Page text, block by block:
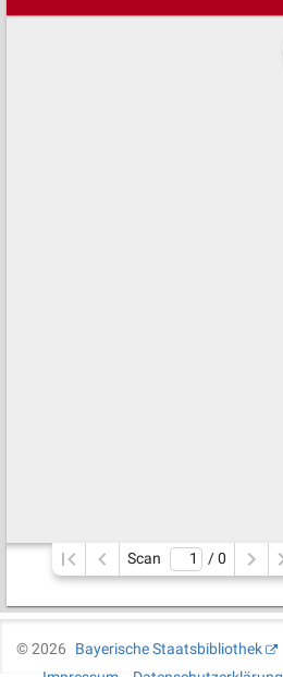
Scan / 0
©2026
Bayerische Staatsbibliothek